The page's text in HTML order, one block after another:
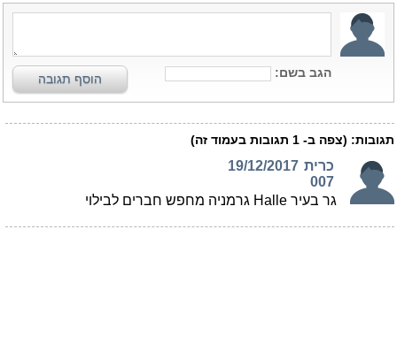
הגב בשם: הוסף תגובה
תגובות: (צפה ב- 1 תגובות בעמוד זה)
כרית
007
19/12/2017
גר בעיר Halle גרמניה מחפש חברים לבילוי